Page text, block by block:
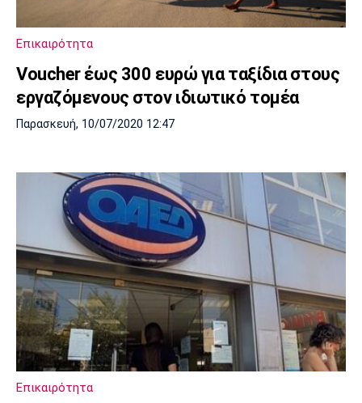
Επικαιρότητα
Voucher έως 300 ευρώ για ταξίδια στους
εργαζόμενους στον ιδιωτικό τομέα
Παρασκευή, 10/07/2020 12:47
Επικαιρότητα